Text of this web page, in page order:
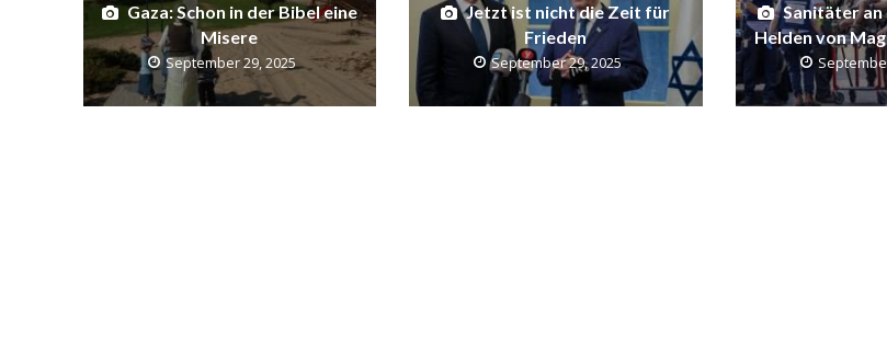
Gaza: Schon in der Bibel eine
Misere
September 29, 2025
Jetzt ist nicht die Zeit für
Frieden
September 29, 2025
Sanitäter
Helden von